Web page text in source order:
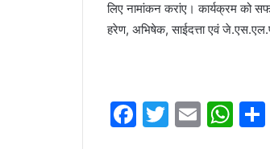
लिए नामांकन करांए। कार्यक्रम को
हरेण, अभिषेक, साईदत्ता एवं
F
T
E
W